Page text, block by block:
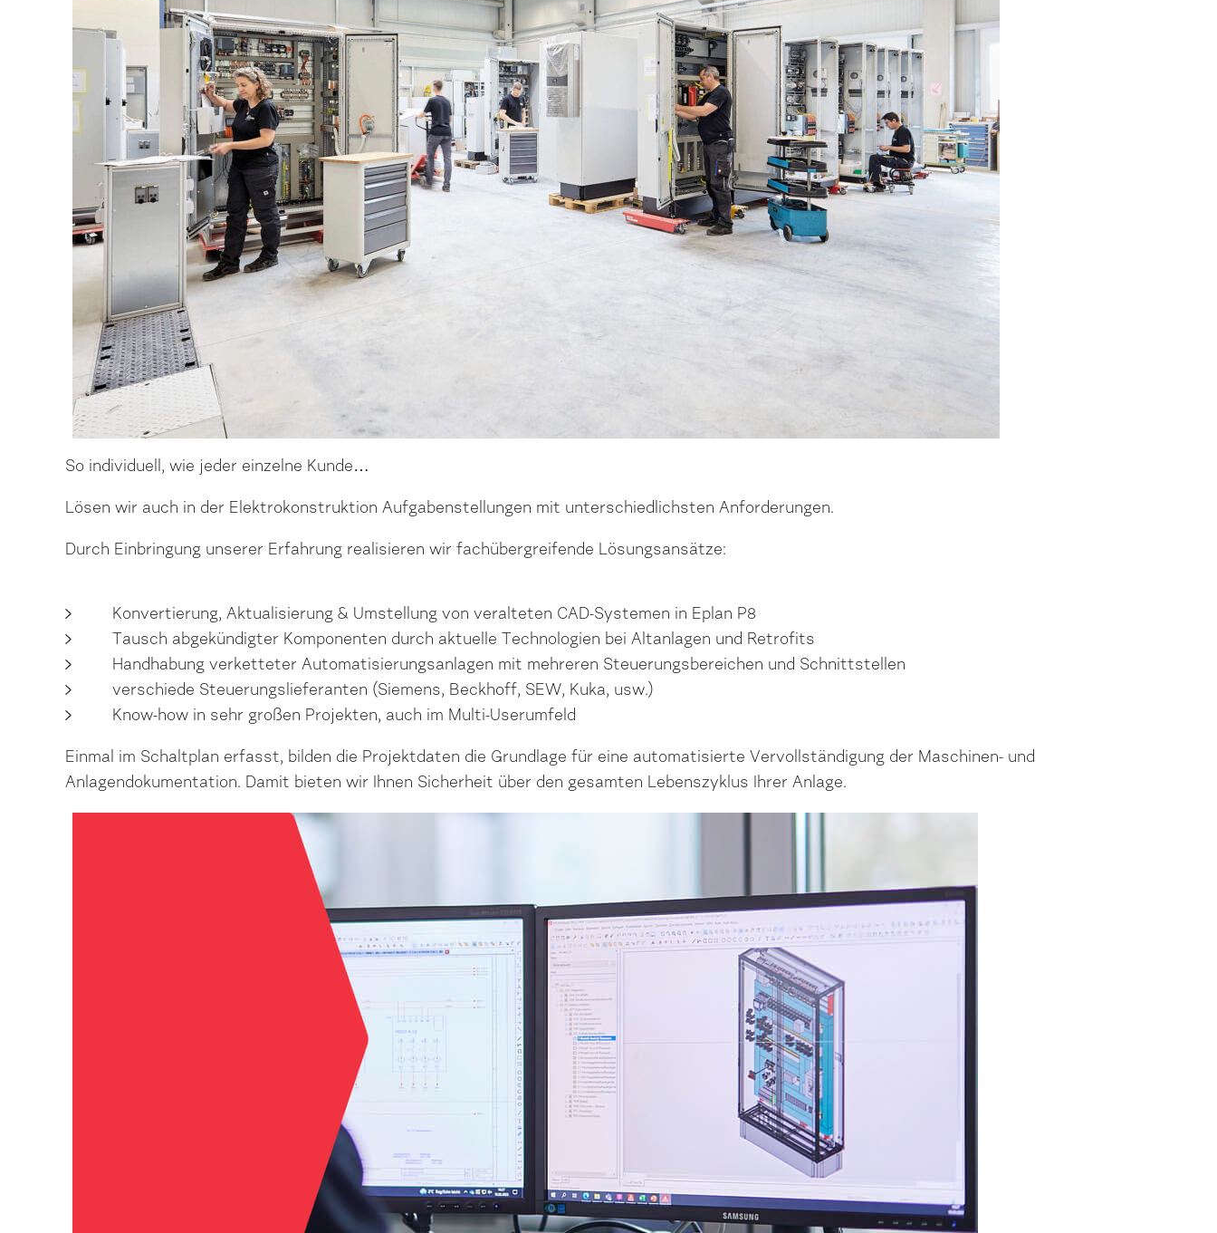
So individuell, wie jeder einzelne Kunde…
Lösen wir auch in der Elektrokonstruktion Aufgabenstellungen mit unterschiedlichsten Anforderungen.
Durch Einbringung unserer Erfahrung realisieren wir fachübergreifende Lösungsansätze:
Konvertierung, Aktualisierung & Umstellung von veralteten CAD-Systemen in Eplan P8
Tausch abgekündigter Komponenten durch aktuelle Technologien bei Altanlagen und Retrofits
Handhabung verketteter Automatisierungsanlagen mit mehreren Steuerungsbereichen und Schnittstellen
verschiede Steuerungslieferanten (Siemens, Beckhoff, SEW, Kuka, usw.)
Know-how in sehr großen Projekten, auch im Multi-Userumfeld
Einmal im Schaltplan erfasst, bilden die Projektdaten die Grundlage für eine automatisierte Vervollständigung der Maschinen- und
Anlagendokumentation. Damit bieten wir Ihnen Sicherheit über den gesamten Lebenszyklus Ihrer Anlage.